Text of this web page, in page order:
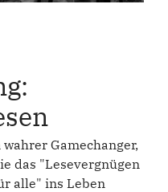
Gamechanger,
das "Lesevergnügen
alle" ins Leben